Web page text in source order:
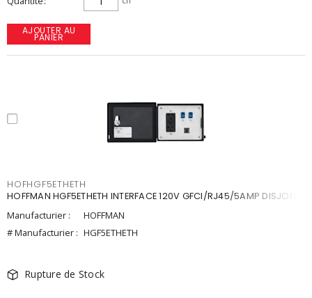
AJOUTER AU
PANIER
HOFHGF5ETHETH
HOFFMAN HGF5ETHETH INTERFACE 120V GFCI/RJ45/5AMP DISJONC
Manufacturier :
HOFFMAN
# Manufacturier : HGF5ETHETH
Rupture de Stock